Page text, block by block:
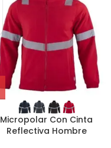
Micropolar Con Cinta
Reflectiva Hombre